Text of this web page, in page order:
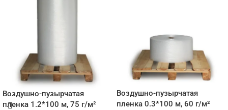
Воздушно-пузырчатая
пленка 1.2*100 м, 75 г/м²
Воздушно-пузырчатая
пленка 0.3*100 м, 60 г/м²